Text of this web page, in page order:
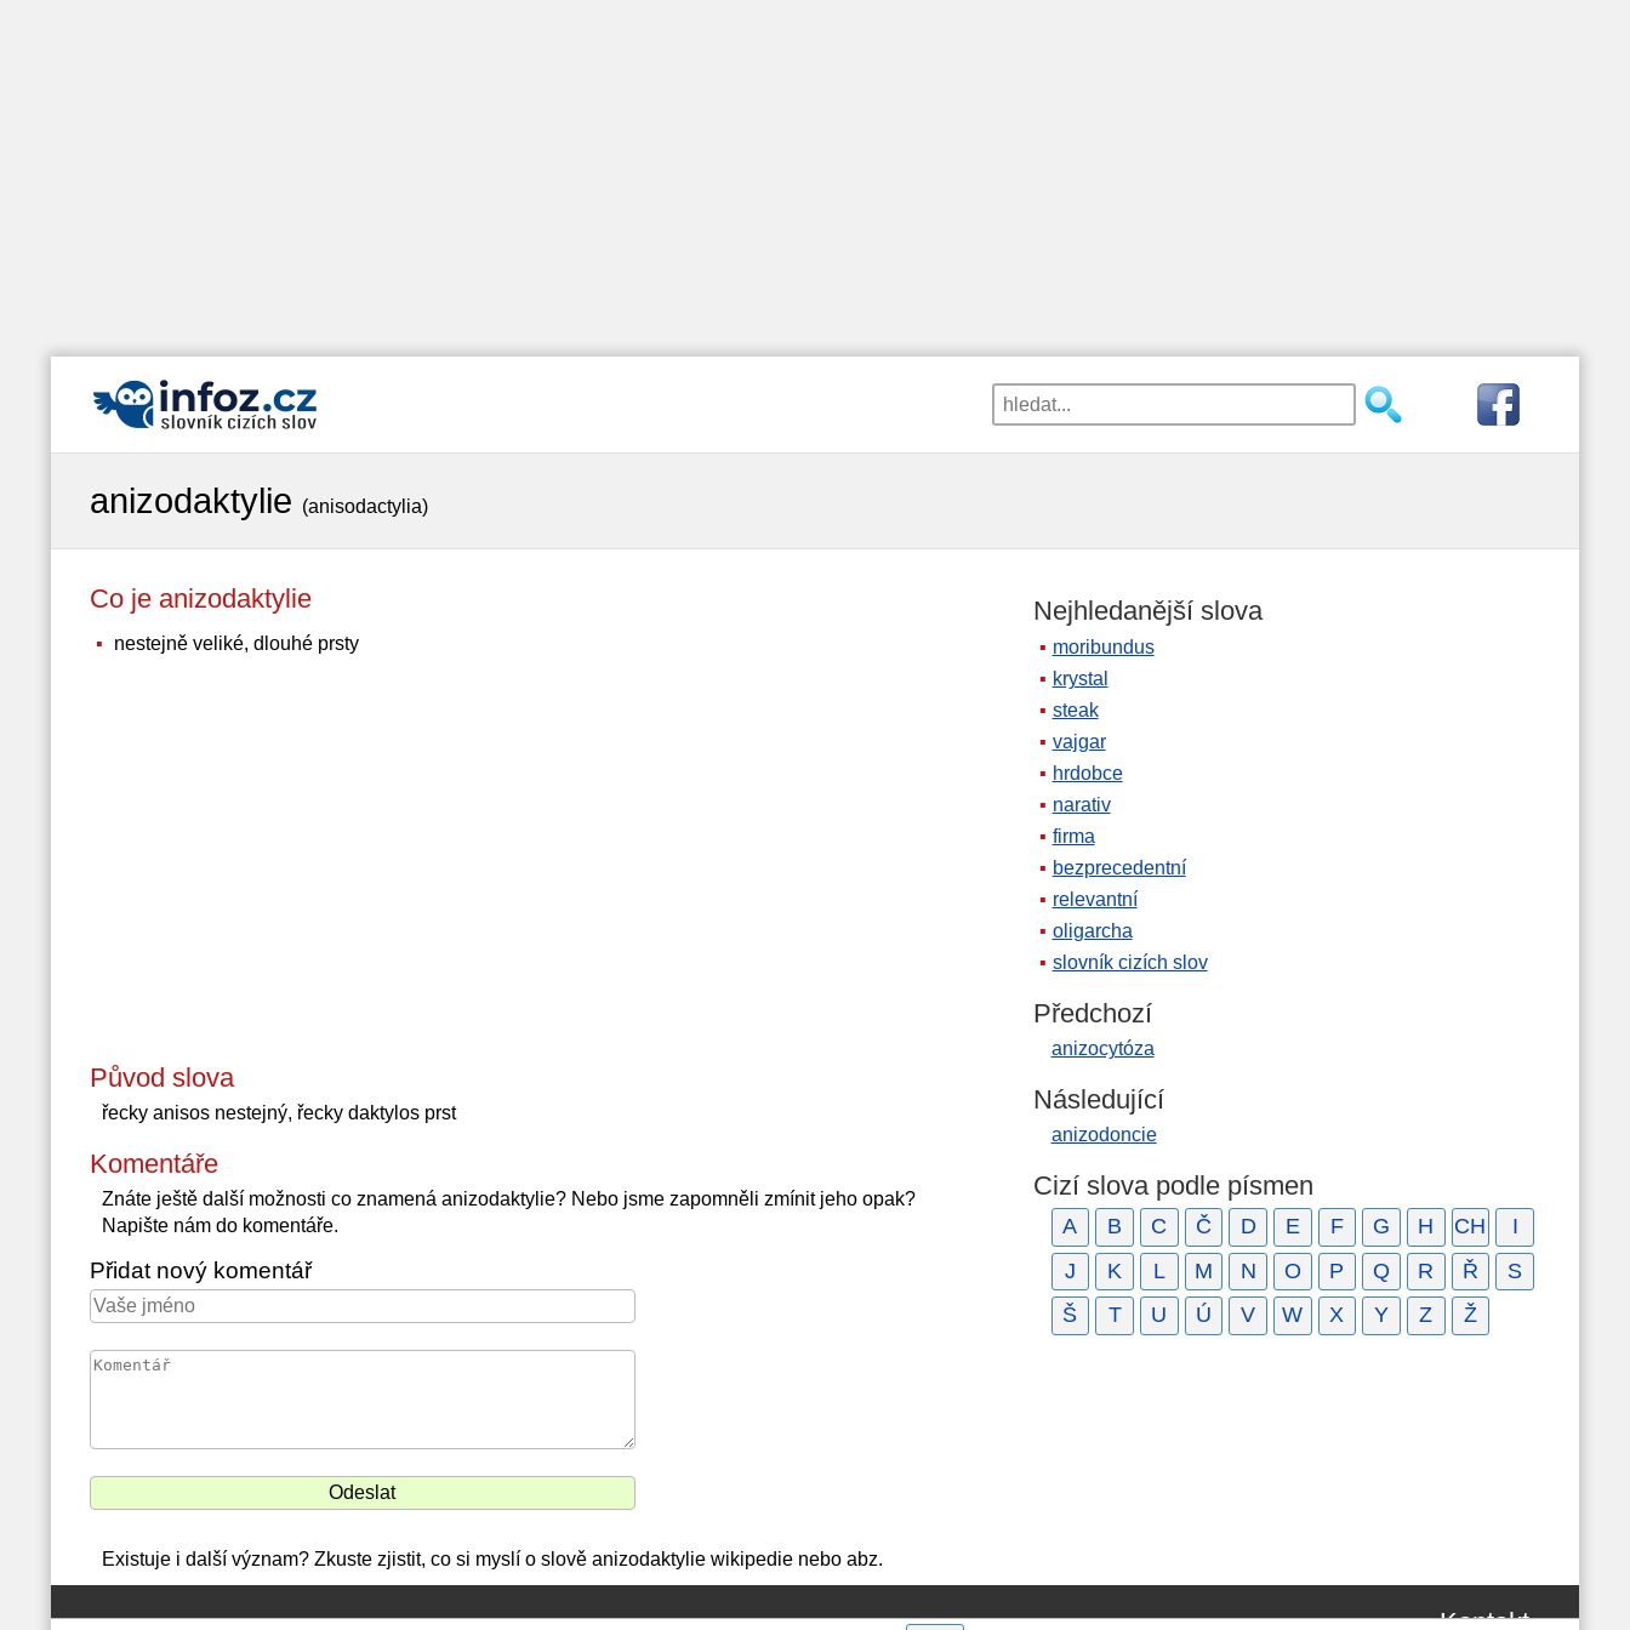
anizodaktylie (anisodactylia)
Co je anizodaktylie
nestejně veliké, dlouhé prsty
Původ slova
řecky anisos nestejný, řecky daktylos prst
Komentáře
Znáte ještě další možnosti co znamená anizodaktylie? Nebo jsme zapomněli zmínit jeho opak?
Napište nám do komentáře.
Přidat nový komentář
Existuje i další význam? Zkuste zjistit, co si myslí o slově anizodaktylie wikipedie nebo abz.
Nejhledanější slova
moribundus
krystal
steak
vajgar
hrdobce
narativ
firma
bezprecedentní
relevantní
oligarcha
slovník cizích slov
Předchozí
anizocytóza
Následující
anizodoncie
Cizí slova podle písmen
A B C Č D E F G H CH
I
J
K L M N O P Q R Ř
S
Š
T U Ú V W X Y Z Ž
Kontakt